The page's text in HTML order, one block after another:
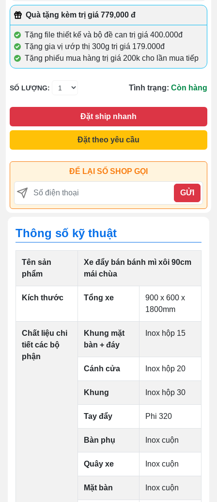
Quà tặng kèm trị giá 779,000 đ
Tặng file thiết kế và bộ đề can trị giá 400.000đ
Tặng gia vị ướp thị 300g trị giá 179.000đ
Tặng phiếu mua hàng trị giá 200k cho lần mua tiếp
SỐ LƯỢNG: Tình trạng: Còn hàng
Đặt ship nhanh
Đặt theo yêu cầu
ĐỂ LẠI SỐ SHOP GỌI
GỬI
Thông số kỹ thuật
Tên sản
phẩm
Xe đẩy bán bánh mì xôi 90cm
mái chùa
Kích thước Tổng xe
900 x 600 x
1800mm
Chất liệu chi
tiết các bộ
phận
Khung mặt
bàn + đáy
Inox hộp 15
Cánh cửa Inox hộp 20
Khung Inox hộp 30
Tay đẩy Phi 320
Bàn phụ Inox cuộn
Quây xe Inox cuộn
Mặt bàn Inox cuộn